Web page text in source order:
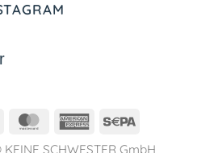
PayPal MasterCardAmerican
KEINE SCHWESTER GmbH